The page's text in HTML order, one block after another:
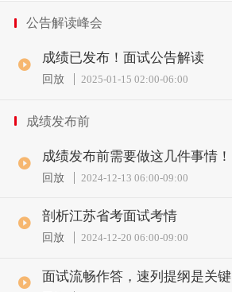
公告解读峰会
成绩已发布！面试公告解读
回放 2025-01-15 02:00-06:00
成绩发布前
成绩发布前需要做这几件事情！
回放 2024-12-13 06:00-09:00
剖析江苏省考面试考情
回放 2024-12-20 06:00-09:00
面试流畅作答，速列提纲是关键